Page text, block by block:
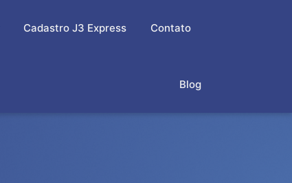
Cadastro J3 Express Contato
Blog